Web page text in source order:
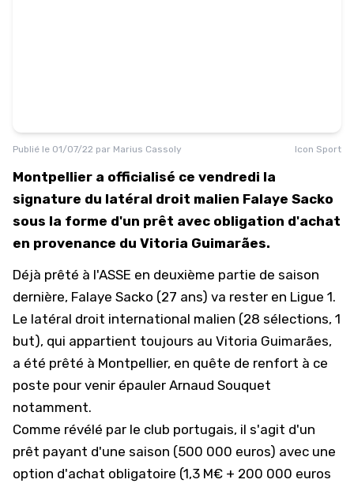
Publié le 01/07/22 par Marius Cassoly Icon Sport
Montpellier a officialisé ce vendredi la
signature du latéral droit malien Falaye Sacko
sous la forme d'un prêt avec obligation d'achat
en provenance du Vitoria Guimarães.
Déjà prêté à l'ASSE en deuxième partie de saison
dernière, Falaye Sacko (27 ans) va rester en Ligue 1.
Le latéral droit international malien (28 sélections, 1
but), qui appartient toujours au Vitoria Guimarães,
a été prêté à Montpellier, en quête de renfort à ce
poste pour venir épauler Arnaud Souquet
notamment.
Comme révélé par le club portugais, il s'agit d'un
prêt payant d'une saison (500 000 euros) avec une
option d'achat obligatoire (1,3 M€ + 200 000 euros